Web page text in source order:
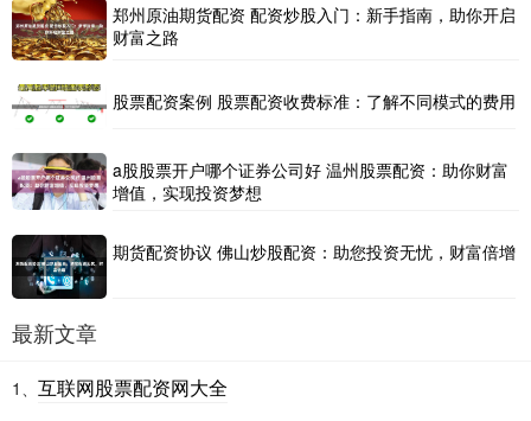
郑州原油期货配资 配资炒股入门：新手指南，助你开启
财富之路
股票配资案例 股票配资收费标准：了解不同模式的费用
a股股票开户哪个证券公司好 温州股票配资：助你财富
增值，实现投资梦想
期货配资协议 佛山炒股配资：助您投资无忧，财富倍增
最新文章
1、 互联网股票配资网大全